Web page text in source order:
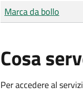
Tipo di pagamento
Importo
Marca da bollo
Cosa
Per accedere al